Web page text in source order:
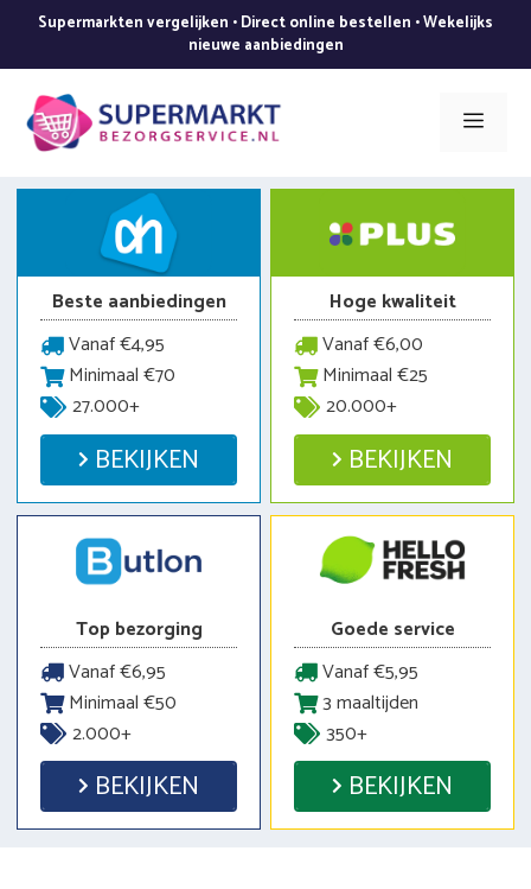
de
inhoud
Supermarkten vergelijken • Direct online bestellen • Wekelijks
nieuwe aanbiedingen
Menu
Beste aanbiedingen
Vanaf €4,95
Minimaal €70
27.000+
BEKIJKEN
Hoge kwaliteit
Vanaf €6,00
Minimaal €25
20.000+
BEKIJKEN
Top bezorging
Vanaf €6,95
Minimaal €50
2.000+
BEKIJKEN
Goede service
Vanaf €5,95
3 maaltijden
350+
BEKIJKEN